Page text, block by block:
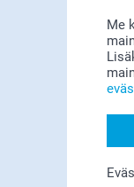
Me
tärkeää. Kiva
hölskymään